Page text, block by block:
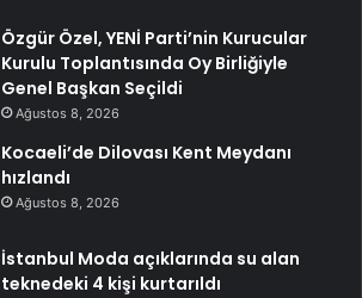
Özgür Özel, YENİ Parti’nin Kurucular
Kurulu Toplantısında Oy Birliğiyle
Genel Başkan Seçildi
Ağustos 8, 2026
Kocaeli’de Dilovası Kent Meydanı
hızlandı
Ağustos 8, 2026
İstanbul Moda açıklarında su alan
teknedeki 4 kişi kurtarıldı